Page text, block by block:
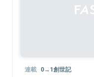
連載 0→1創世記